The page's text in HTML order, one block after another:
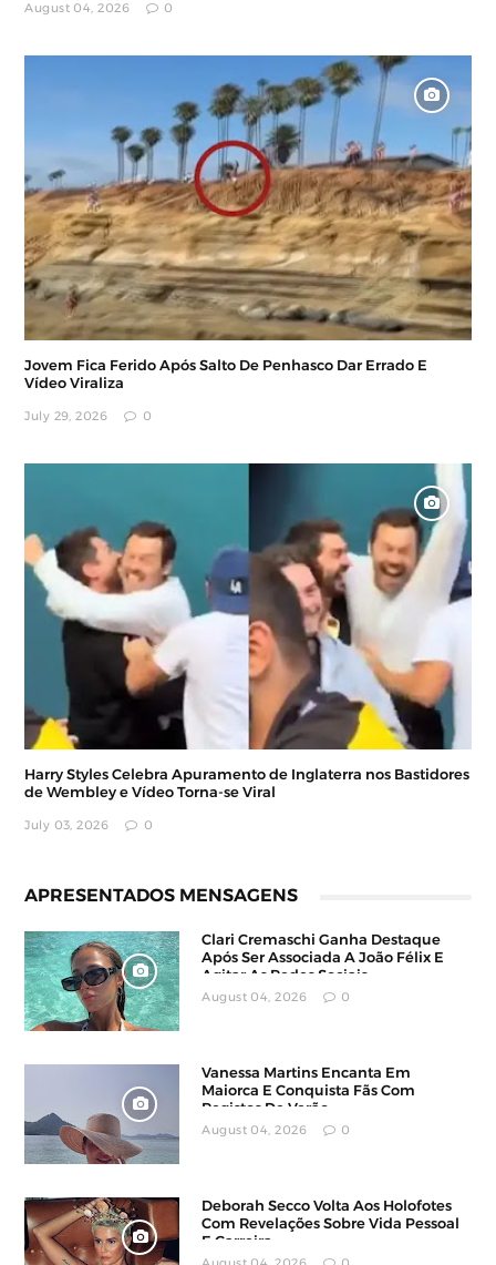
August 04, 2026 0
Jovem Fica Ferido Após Salto De Penhasco Dar Errado E
Vídeo Viraliza
July 29, 2026 0
Harry Styles Celebra Apuramento de Inglaterra nos Bastidores
de Wembley e Vídeo Torna-se Viral
July 03, 2026 0
APRESENTADOS MENSAGENS
Clari Cremaschi Ganha Destaque
Após Ser Associada A João Félix E
Agitar As Redes Sociais
August 04, 2026 0
Vanessa Martins Encanta Em
Maiorca E Conquista Fãs Com
Registos De Verão
August 04, 2026 0
Deborah Secco Volta Aos Holofotes
Com Revelações Sobre Vida Pessoal
E Carreira